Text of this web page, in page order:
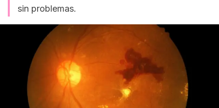
sin problemas.